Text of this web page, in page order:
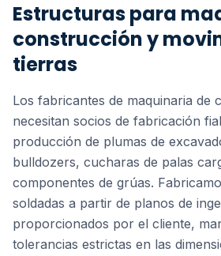
Estructuras para
construcción y
tierras
Los fabricantes de maquinaria de
necesitan socios de fabricación
producción de plumas de
bulldozers, cucharas de palas
componentes de grúas.
soldadas a partir de planos de
proporcionados por el cliente,
tolerancias estrictas en las